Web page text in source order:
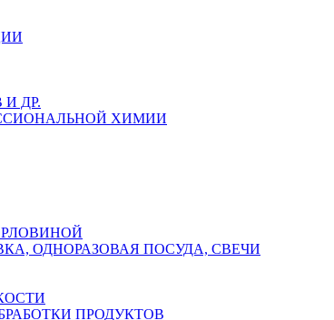
ДР.
ХИМИИ
ОДНОРАЗОВАЯ ПОСУДА, СВЕЧИ
ПРОДУКТОВ